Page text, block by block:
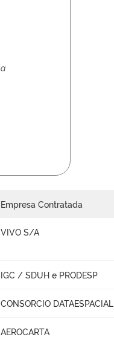
Empresa Contratada
VIVO S/A
IGC / SDUH e PRODESP
CONSORCIO DATAESPACIAL
AEROCARTA